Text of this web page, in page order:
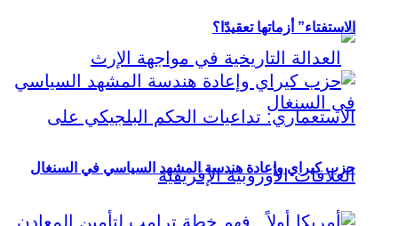
الاستفتاء” أزماتها تعقيدًا؟
حزب كيراي وإعادة هندسة المشهد السياسي في السنغال